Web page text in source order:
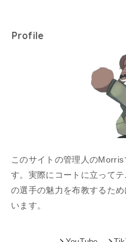
Profile
このサイトの管理人の
す。実際にコートに立って
の選手の魅力を布教するた
います。